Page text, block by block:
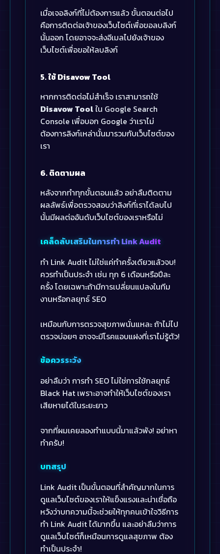
เมื่อเจอลิงก์ที่ไม่ต้องการแล้ว ขั้นตอนต่อไป
คือการติดต่อเจ้าของเว็บไซต์เพื่อขอลบลิงก์
นั้นออก โดยอาจจะส่งอีเมลไปยังเจ้าของ
เว็บไซต์เพื่อขอให้ลบลิงก์
5. ใช้ Disavow Tool
หากการติดต่อไม่สำเร็จ เราสามารถใช้
Disavow Toolใน Google Search
Console เพื่อบอก Google ว่าเราไม่
ต้องการลิงก์เหล่านั้นมารวมกับเว็บไซต์ของ
เรา
6. ติดตามผล
หลังจากทำทุกขั้นตอนแล้ว อย่าลืมติดตาม
ผลลัพธ์เพื่อตรวจสอบว่าลิงก์ที่เราได้ลบไป
นั้นมีผลต่ออันดับเว็บไซต์ของเราหรือไม่
เคล็ดลับเสริมในการทำ Link Audit
ทำ Link Audit ไม่ใช่แค่ทำครั้งเดียวแล้วจบ!
ควรทำเป็นประจำ เช่น ทุก 6 เดือนหรือปีละ
ครั้ง โดยเฉพาะถ้ามีการเปลี่ยนแปลงในทีม
งานหรือกลยุทธ์ SEO
เหมือนกับการตรวจสุขภาพนั่นแหละ ถ้าไม่ไป
ตรวจบ่อยๆ อาจจะมีโรคแอบแฝงที่เราไม่รู้ตัว!
ข้อควรระวัง
อย่าลืมว่า การทำ SEO ไม่ใช่การใช้กลยุทธ์
Black Hat เพราะอาจทำให้เว็บไซต์ของเรา
เสียหายได้ในระยะยาว
จากที่ผมเคยลองทำแบบนี้มาแล้วพัง! อย่าหา
ทำครับ!
บทสรุป
Link Audit เป็นขั้นตอนที่สำคัญมากในการ
ดูแลเว็บไซต์ของเราให้แข็งแรงและน่าเชื่อถือ
หวังว่าบทความนี้จะช่วยให้ทุกคนเข้าใจวิธีการ
ทำ Link Audit ได้มากขึ้น และอย่าลืมว่าการ
ดูแลเว็บไซต์ก็เหมือนการดูแลสุขภาพ ต้อง
ทำเป็นประจำ!